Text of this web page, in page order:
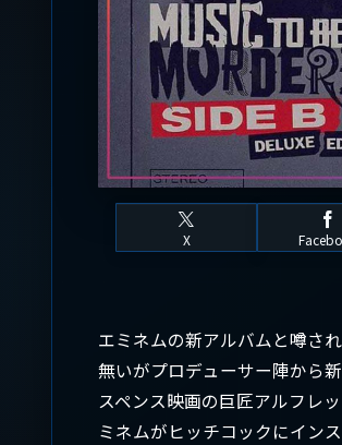
X
エミネムの新アルバムと噂さ
無いがプロデューサー陣から
スペンス映画の巨匠アルフレ
ミネムがヒッチコックにイン